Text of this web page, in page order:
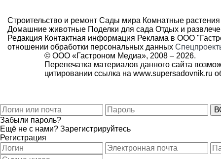
Строительство и ремонт Сады мира Комнатные растения
Домашние животные Поделки для сада Отдых и
Редакция Контактная информация Реклама в ООО
отношении обработки персональных данных
© ООО «Гастроном Медиа», 2008 – 2026.
Перепечатка материалов данного сайта
цитировании ссылка на www.supersadovnik.ru
Забыли пароль?
Ещё не с нами? Зарегистрируйтесь
Регистрация